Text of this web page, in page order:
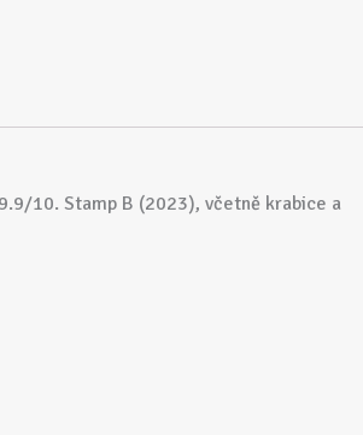
10. Stamp B (2023), včetně krabice a